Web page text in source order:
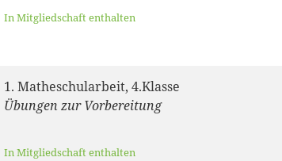
In Mitgliedschaft enthalten
1. Matheschularbeit, 4.Klasse
Übungen zur Vorbereitung
In Mitgliedschaft enthalten